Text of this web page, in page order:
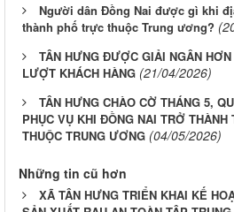
Người dân Đồng Nai được gì khi
thành phố trực thuộc Trung ương?
TÂN HƯNG ĐƯỢC GIẢI NGÂN
LƯỢT KHÁCH HÀNG (21/04/2026)
TÂN HƯNG CHÀO CỜ THÁNG 5,
PHỤC VỤ KHI ĐỒNG NAI TRỞ THÀNH
THUỘC TRUNG ƯƠNG (04/05/2026)
Những tin cũ hơn
XÃ TÂN HƯNG TRIỂN KHAI KẾ